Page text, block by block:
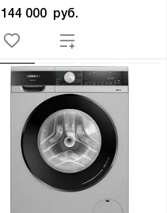
144 000 руб.